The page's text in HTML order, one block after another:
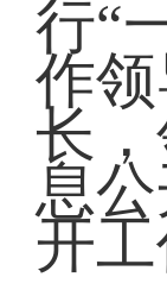
行“
作
长
息
开